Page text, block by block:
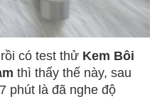
có test thử Kem Bôi
thì thấy thế này, sau
phút là đã nghe độ